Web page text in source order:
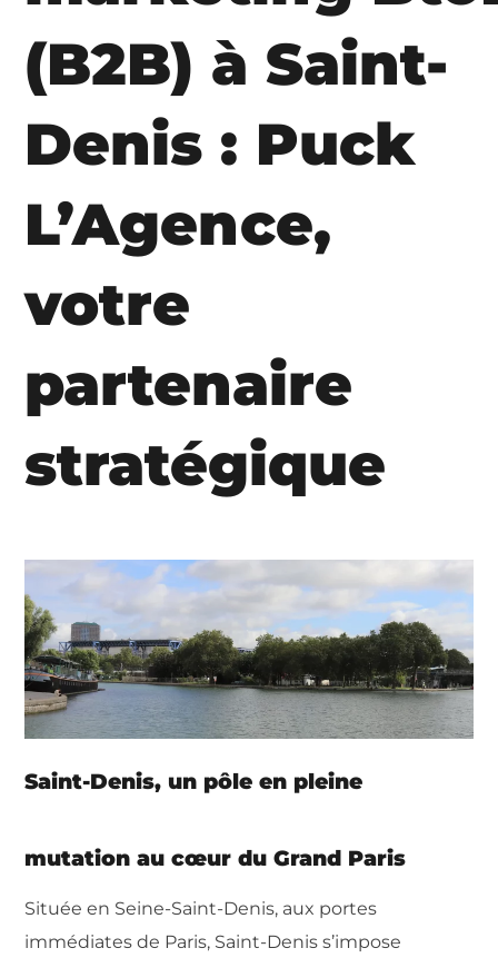
(B2B) à Saint-
Denis : Puck
L’Agence,
votre
partenaire
stratégique
Saint-Denis, un pôle en pleine
mutation au cœur du Grand Paris
Située en Seine-Saint-Denis, aux portes
immédiates de Paris, Saint-Denis s’impose